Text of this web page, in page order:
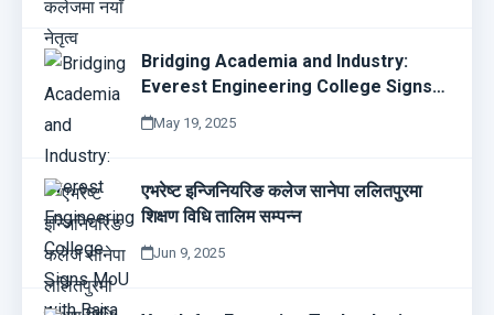
Bridging Academia and Industry:
Everest Engineering College Signs
MoU with Bajra Technologies
May 19, 2025
एभरेष्ट इन्जिनियरिङ कलेज सानेपा ललितपुरमा
शिक्षण विधि तालिम सम्पन्न
Jun 9, 2025